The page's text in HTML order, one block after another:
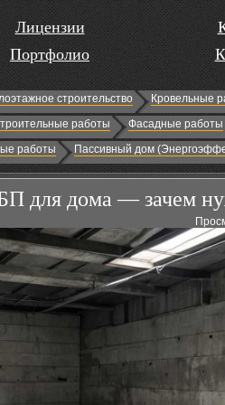
Лицензии
Портфолио
строительство
Кровельные
работы
Фасадные работы
работы Пассивный дом
для дома — зачем